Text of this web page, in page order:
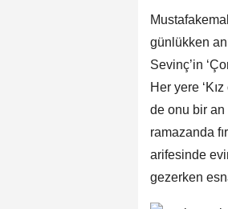
günlükken
Sevinç’in
Her yere
de onu bir an
ramazanda
arifesinde
gezerken